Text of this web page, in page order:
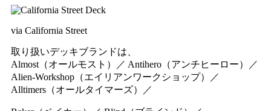
via California Street
取り扱いデッキブランドは、
Almost（オールモスト）／ Antihero（アンチヒーロー）／
Alien-Workshop（エイリアンワークショップ）／
Alltimers（オールタイマーズ）／